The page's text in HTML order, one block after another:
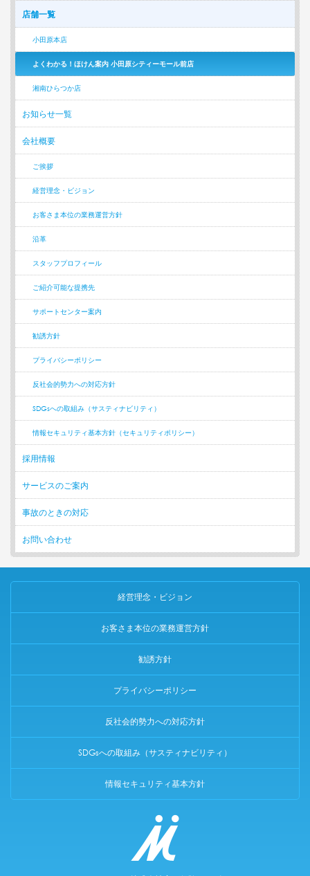
店舗一覧
小田原本店
よくわかる！ほけん案内 小田原シティーモール前店
湘南ひらつか店
お知らせ一覧
会社概要
ご挨拶
経営理念・ビジョン
お客さま本位の業務運営方針
沿革
スタッフプロフィール
ご紹介可能な提携先
サポートセンター案内
勧誘方針
プライバシーポリシー
反社会的勢力への対応方針
SDGsへの取組み（サスティナビリティ）
情報セキュリティ基本方針（セキュリティポリシー）
採用情報
サービスのご案内
事故のときの対応
お問い合わせ
経営理念・ビジョン
お客さま本位の業務運営方針
勧誘方針
プライバシーポリシー
反社会的勢力への対応方針
SDGsへの取組み（サスティナビリティ）
情報セキュリティ基本方針